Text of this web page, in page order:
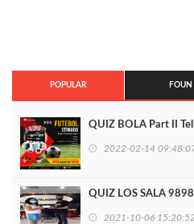
POPULAR FOUN
QUIZ BOLA Part II
2022-02-14
QUIZ LOS SALA 9898
2021-10-06 15:20:52